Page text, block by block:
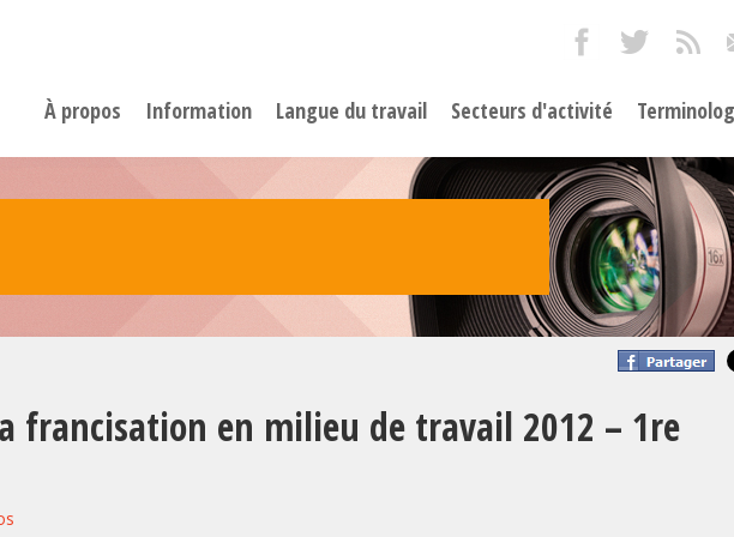
À propos Information Langue du travail Secteurs d'activité
francisation en milieu de travail 2012 – 1re